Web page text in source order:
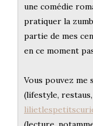
une comédie
pratiquer la
partie de mes
en ce moment
Vous pouvez me
(lifestyle,